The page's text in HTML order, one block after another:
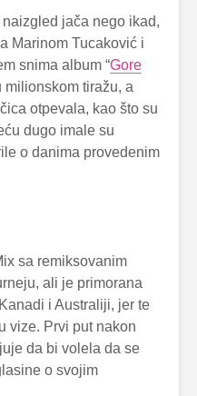
jača nego ikad,
Marinom Tucaković i
snima album “Gore
milionskom tiražu, a
otpevala, kao što su
dugo imale su
o danima provedenim
sa remiksovanim
ali je primorana
i Australiji, jer te
vize. Prvi put nakon
da bi volela da se
o svojim